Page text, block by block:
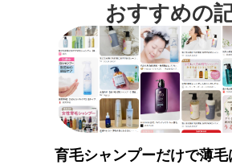
おすすめの
育毛シャンプーだけで薄毛